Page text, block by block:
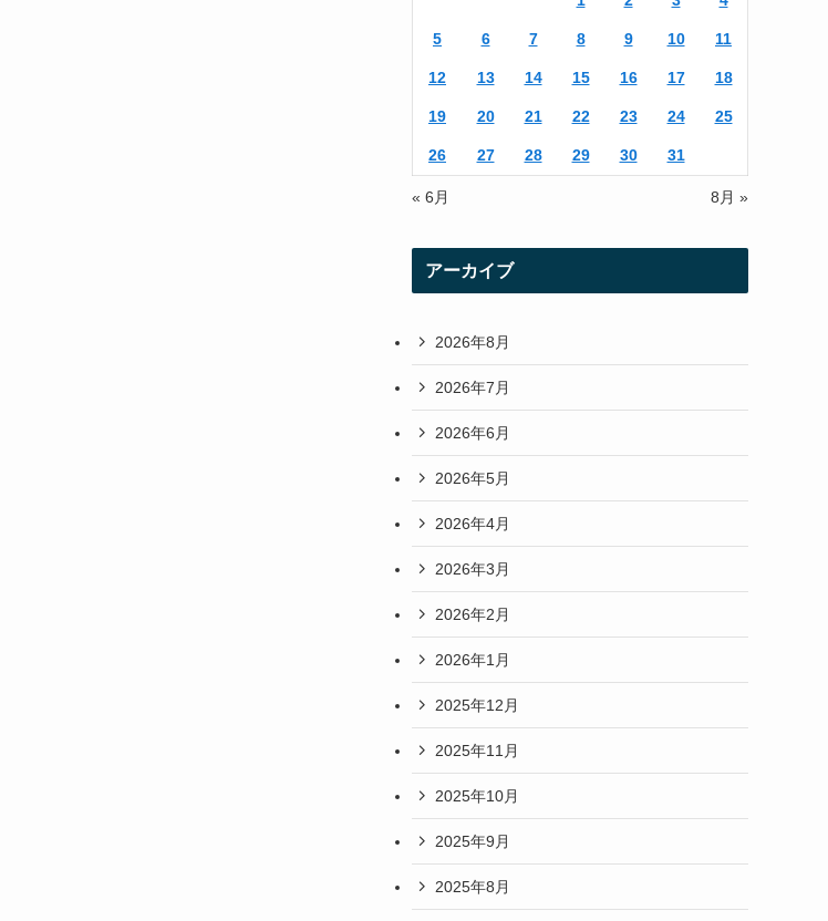
5 6 7 8 9 10 11
12 13 14 15 16 17 18
19 20 21 22 23 24 25
26 27 28 29 30 31
« 6月 8月 »
アーカイブ
2026年8月
2026年7月
2026年6月
2026年5月
2026年4月
2026年3月
2026年2月
2026年1月
2025年12月
2025年11月
2025年10月
2025年9月
2025年8月